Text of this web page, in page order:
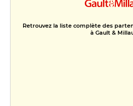
Retrouvez la liste complète des
à Gault &